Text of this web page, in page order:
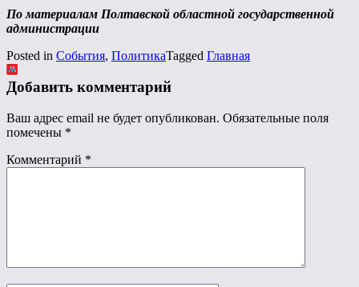
По материалам Полтавской областной государственной
администрации
Posted in События, ПолитикаTagged Главная
Добавить комментарий
Ваш адрес email не будет опубликован. Обязательные поля
помечены *
Комментарий *